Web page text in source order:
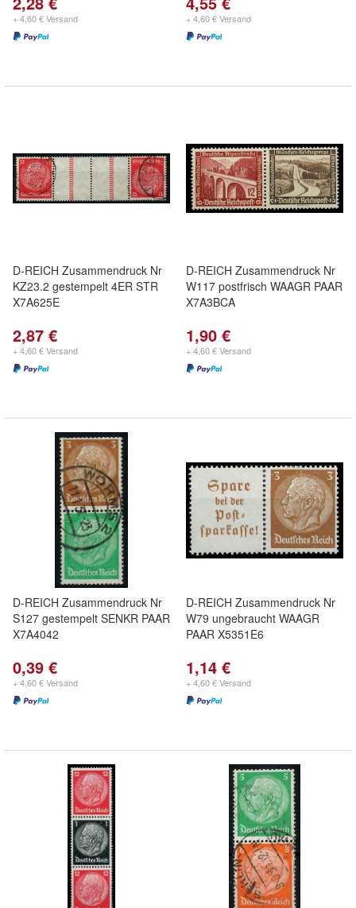
+ 4,60 € Versand + 4,60 € Versand
D-REICH Zusammendruck Nr
KZ23.2 gestempelt 4ER STR
X7A625E
2,87 €
+ 4,60 € Versand
D-REICH Zusammendruck Nr
W117 postfrisch WAAGR PAAR
X7A3BCA
1,90 €
+ 4,60 € Versand
D-REICH Zusammendruck Nr
S127 gestempelt SENKR PAAR
X7A4042
0,39 €
+ 4,60 € Versand
D-REICH Zusammendruck Nr
W79 ungebraucht WAAGR
PAAR X5351E6
1,14 €
+ 4,60 € Versand